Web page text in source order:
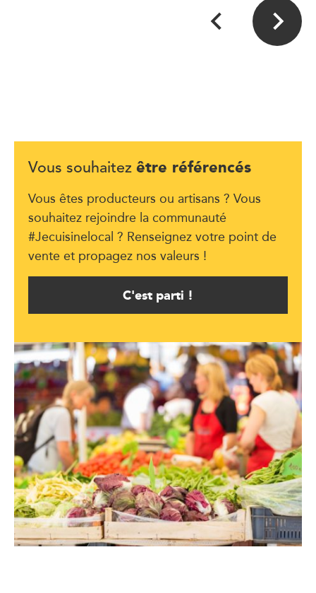
Vous souhaitez être référencés
Vous êtes producteurs ou artisans ? Vous
souhaitez rejoindre la communauté
#Jecuisinelocal ? Renseignez votre point de
vente et propagez nos valeurs !
C'est parti !